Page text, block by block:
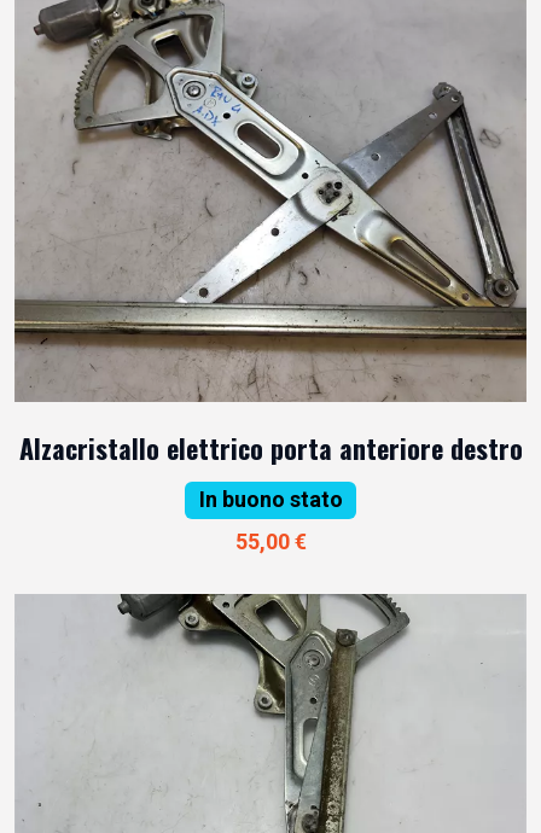
Alzacristallo elettrico porta anteriore destro
In buono stato
55,00 €